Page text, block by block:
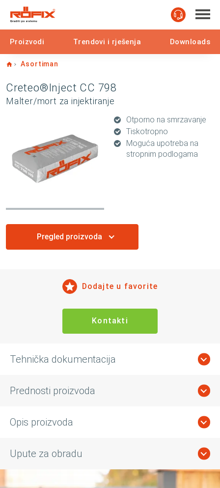
Proizvodi Trendovi i rješenja Downloads
Home
Asortiman
Creteo®Inject CC 798
Malter/mort za injektiranje
Otporno na smrzavanje
Tiskotropno
Moguća upotreba na
stropnim podlogama
Pregled proizvoda
Dodajte u favorite
Kontakti
Tehnička dokumentacija
Prednosti proizvoda
Opis proizvoda
Upute za obradu